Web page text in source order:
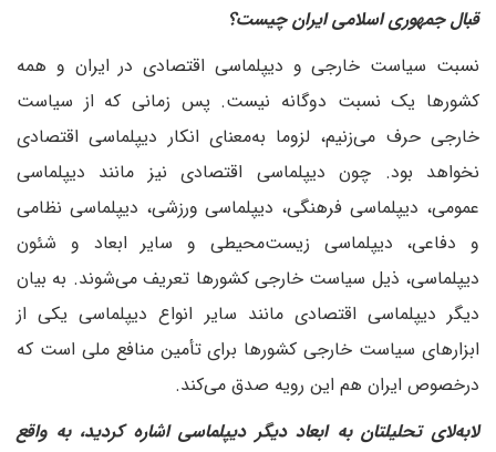
قبال جمهوری اسلامی ایران چیست؟
نسبت سیاست خارجی و دیپلماسی اقتصادی در ایران و همه
کشورها یک نسبت دوگانه نیست. پس زمانی که از سیاست
خارجی حرف می‌زنیم، لزوما به‌معنای انکار دیپلماسی اقتصادی
نخواهد بود. چون دیپلماسی اقتصادی نیز مانند دیپلماسی
عمومی، دیپلماسی فرهنگی، دیپلماسی ورزشی، دیپلماسی نظامی
و دفاعی، دیپلماسی زیست‌محیطی و سایر ابعاد و شئون
دیپلماسی، ذیل سیاست خارجی کشورها تعریف می‌شوند. به بیان
دیگر دیپلماسی اقتصادی مانند سایر انواع دیپلماسی یکی از
ابزارهای سیاست خارجی کشورها برای تأمین منافع ملی است که
درخصوص ایران هم این رویه صدق می‌کند.
‌لابه‌لای تحلیلتان به ابعاد دیگر دیپلماسی اشاره کردید، به واقع